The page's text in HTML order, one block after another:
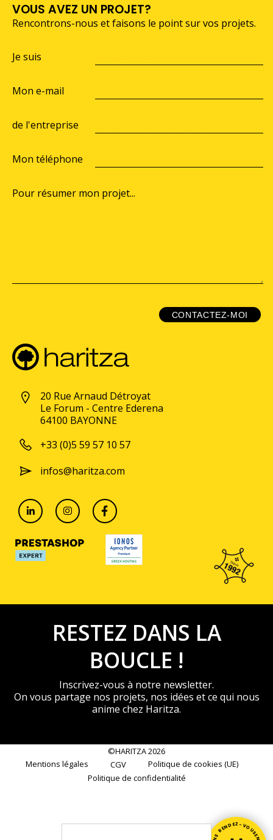
20 Rue Arnaud Détroyat
Le Forum - Centre Ederena
64100 BAYONNE
+33 (0)5 59 57 10 57
infos@haritza.com
VOUS AVEZ UN PROJET?
Rencontrons-nous et faisons le point sur vos projets.
Je suis
Mon e-mail
de l'entreprise
Mon téléphone
Pour résumer mon projet...
CONTACTEZ-MOI
RESTEZ DANS LA
BOUCLE !
Inscrivez-vous à notre newsletter.
On vous partage nos projets, nos idées et ce qui nous
anime chez Haritza.
©HARITZA 2026
Mentions légales
CGV
Politique de cookies (UE)
Politique de confidentialité